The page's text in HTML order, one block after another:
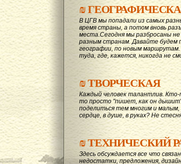
₪
В ЦГВ мы попадали из самых
время страны, а потом вновь
места.Сегодня мы разбросаны
разным странам. Давайте
географии, по новым
туда, где, кажется, никогда не
₪ТВОРЧЕСКАЯ
Каждый человек талантлив.
то просто "пишет, как он
поделиться тем многим и
сердце, в душе, в руках? Не
₪ТЕХНИЧЕСКИЙ
Здесь обсуждается все что
недостатки, предложения,